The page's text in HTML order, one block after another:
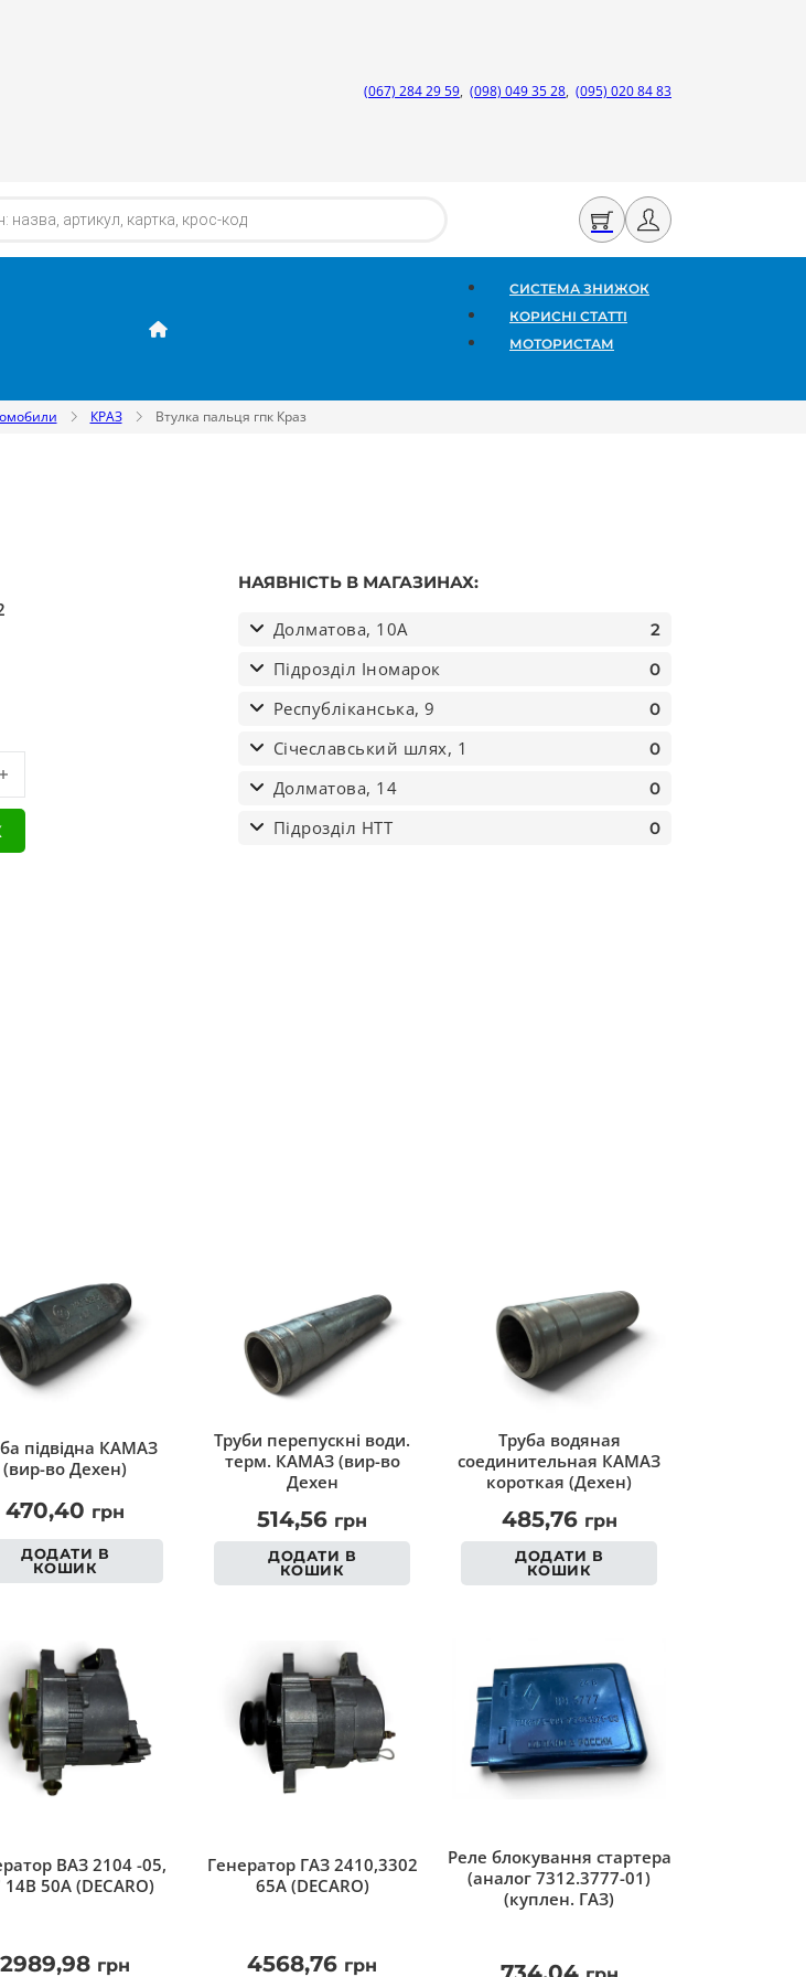
(067) 284 29 59, (098) 049 35 28, (095) 020 84 83
СИСТЕМА ЗНИЖОК
КОРИСНІ СТАТТІ
МОТОРИСТАМ
КРАЗ Втулка пальця гпк Краз
НАЯВНІСТЬ В МАГАЗИНАХ:
Долматова, 10А 2
Підрозділ Іномарок 0
Республіканська, 9 0
Січеславський шлях, 1 0
Долматова, 14 0
Підрозділ НТТ 0
підвідна КАМАЗ
(вир-во Дехен)
470,40 грн
ДОДАТИ В
КОШИК
Труби перепускні води.
терм. КАМАЗ (вир-во
Дехен
514,56 грн
ДОДАТИ В
КОШИК
Труба водяная
соединительная КАМАЗ
короткая (Дехен)
485,76 грн
ДОДАТИ В
КОШИК
ВАЗ 2104 -05,
14В 50А (DECARO)
2989,98 грн
Генератор ГАЗ 2410,3302
65А (DECARO)
4568,76 грн
Реле блокування стартера
(аналог 7312.3777-01)
(куплен. ГАЗ)